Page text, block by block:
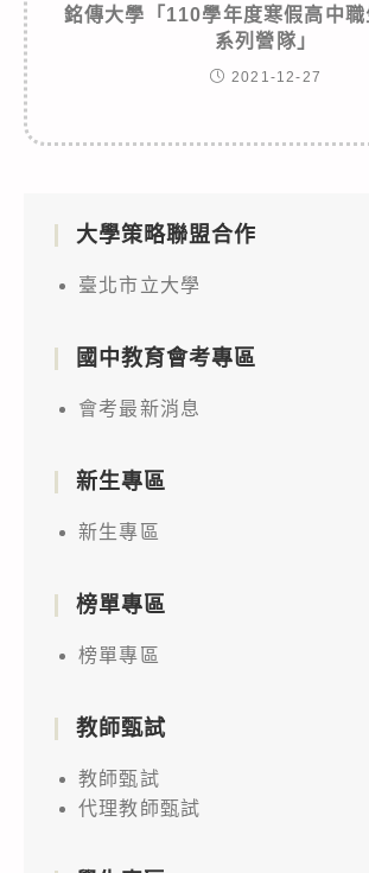
銘傳大學「110學年度寒假高中
系列營隊」
2021-12-27
大學策略聯盟合作
臺北市立大學
國中教育會考專區
會考最新消息
新生專區
新生專區
榜單專區
榜單專區
教師甄試
教師甄試
代理教師甄試